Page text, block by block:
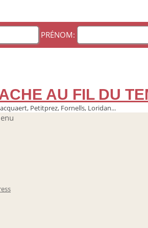
PRÉNOM:
AU FIL DU
Petitprez, Fornells, Loridan...